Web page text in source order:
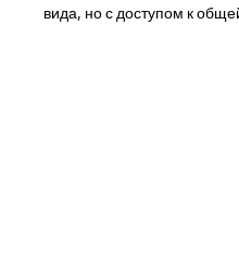
вида, но с доступом к